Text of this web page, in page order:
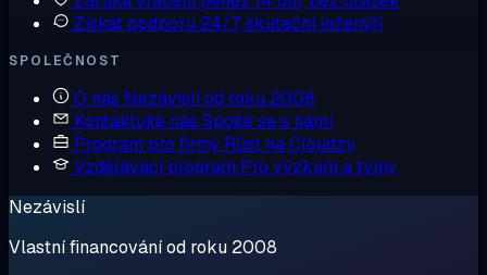
Získat podporu 24/7, skuteční inženýři
SPOLEČNOST
O nás Nezávislí od roku 2008
Kontaktujte nás Spojte se s námi
Program pro firmy Růst na Cloudzy
Vzdělávací program Pro výzkum a týmy
Nezávislí
Vlastní financování od roku 2008